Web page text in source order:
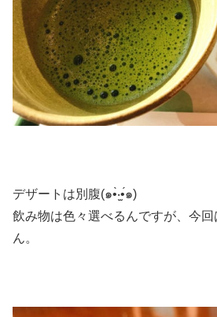
デザートは別腹(๑•̀‧̫•́๑)
飲み物は色々選べるんですが、今
ん。